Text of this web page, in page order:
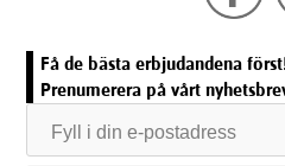
Få de bästa erbjudandena
Prenumerera på vårt